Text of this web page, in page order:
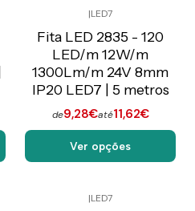
C/IVA
|LED7
Fita LED 2835 - 120
LED/m 12W/m
1300Lm/m 24V 8mm
IP20 LED7 | 5 metros
de9,28€até11,62€
Ver opções
|LED7